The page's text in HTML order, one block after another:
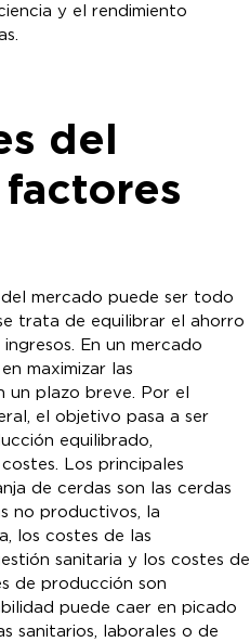
y el rendimiento
del
mercado puede ser todo
trata de equilibrar el ahorro
En un mercado
maximizar las
un plazo breve. Por el
el objetivo pasa a ser
equilibrado,
Los principales
de cerdas son las cerdas
no productivos, la
los costes de las
sanitaria y los costes de
de producción son
puede caer en picado
sanitarios, laborales o de